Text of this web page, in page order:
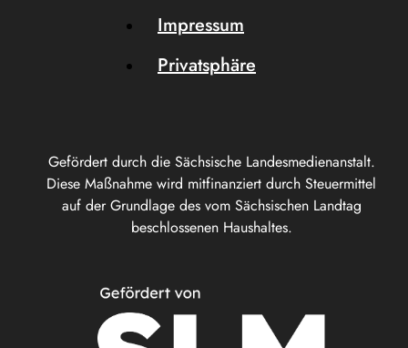
Gefördert durch die Sächsische Landesmedienanstalt.
Diese Maßnahme wird mitfinanziert durch Steuermittel
auf der Grundlage des vom Sächsischen Landtag
beschlossenen Haushaltes.
Impressum
Privatsphäre